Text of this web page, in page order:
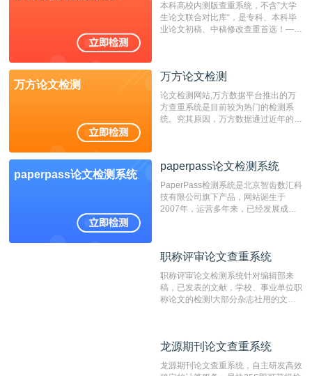
本科高校内测版查重系统，不含”大学
生论文联合对比库“，是专科、本科毕
业论文初稿、中稿修改查重首选！——
万方论文检测
万方论文检测
论文检测网站,万方数据平台推出的万
方查重系统是目前较为热门的检测系
统。究其原因，万方数据通过近年的发
非。其次，相对于知网而言，万方检测
重的推荐系统。
paperpass论文检测系统
paperpass论文检测系统
PaperPass检测系统是北京智齿数汇科
技有限公司旗下产品，网站诞生于
2007年，运营多年来，已经发展成为
检测速度快、精度高，市场反映良好。
职称评审论文查重系统
职称评审论文检测系统针对编辑部来
稿，已发表的文献，学校、事业单位职
称论文的检测!大部分杂志社用的文献
编辑部检测来稿和已发表的文献,检测
测时注意填写第一作者,才能排除已发
龙源期刊论文查重系统
龙源期刊论文查重系统，自主研发高效